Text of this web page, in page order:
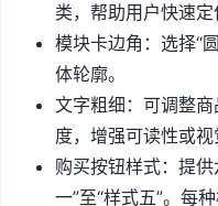
类，帮助用户快速定
模块卡边角：选择“
体轮廓。
文字粗细：可调整
度，增强可读性或视
购买按钮样式：提供
一”至“样式五”。每